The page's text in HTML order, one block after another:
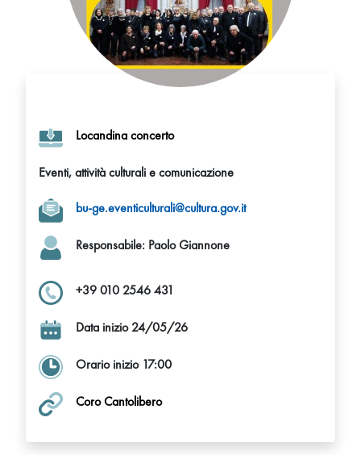
Locandina concerto
Eventi, attività culturali e comunicazione
bu-ge.eventiculturali@cultura.gov.it
Responsabile: Paolo Giannone
+39 010 2546 431
Data inizio 24/05/26
Orario inizio 17:00
Coro Cantolibero